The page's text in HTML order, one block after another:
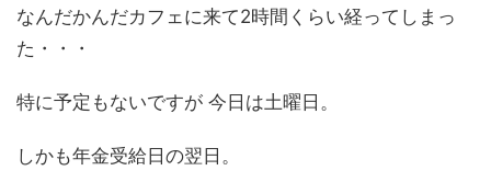
なんだかんだカフェに来て2時間くらい経ってしまっ
た・・・
特に予定もないですが 今日は土曜日。
しかも年金受給日の翌日。